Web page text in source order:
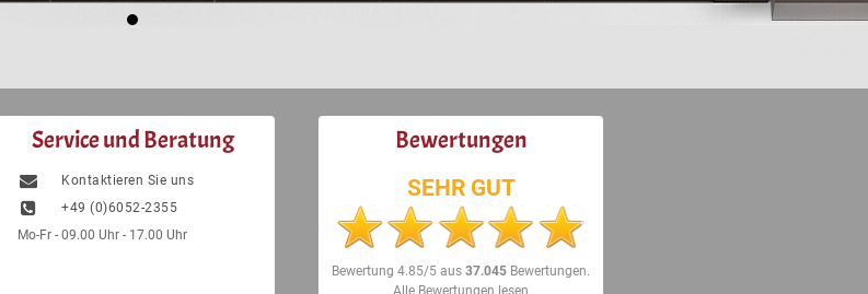
Service und Beratung
Kontaktieren Sie uns
+49 (0)6052-2355
Mo-Fr - 09.00 Uhr - 17.00 Uhr
Bewertungen
SEHR GUT
Bewertung 4.85/5 aus 37.045 Bewertungen.
Alle Bewertungen lesen